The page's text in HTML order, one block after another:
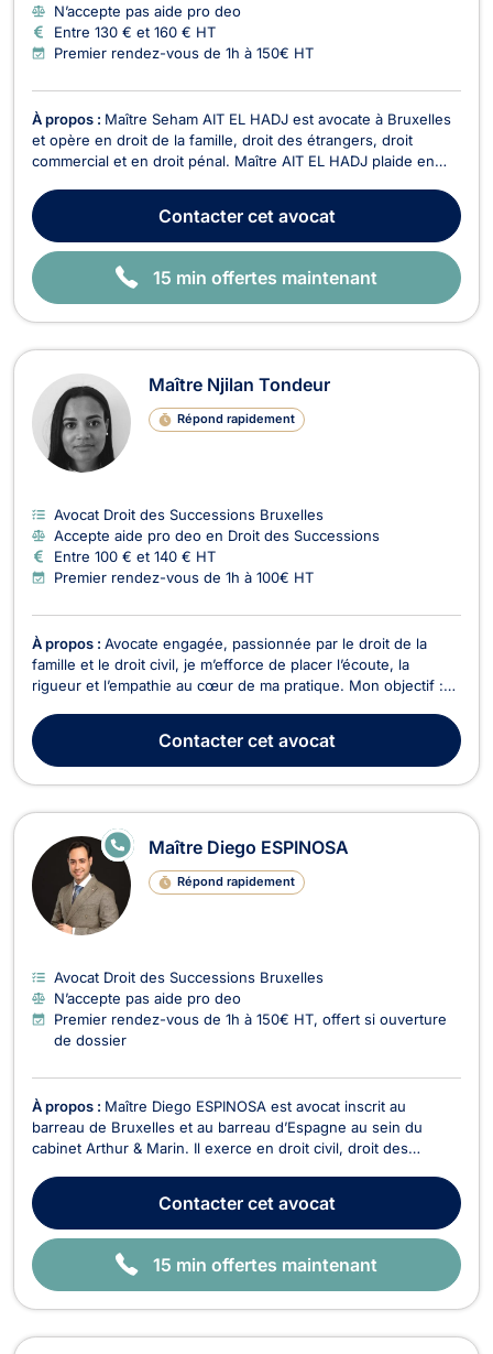
N’accepte pas aide pro deo
Entre 130 € et 160 € HT
Premier rendez-vous de 1h à 150€ HT
À propos : Maître Seham AIT EL HADJ est avocate à Bruxelles
et opère en droit de la famille, droit des étrangers, droit
commercial et en droit pénal. Maître AIT EL HADJ plaide en
divorce à l’amiable ou contentieux, aux partages de
succession entre ayants droit, à la co...
Contactercet avocat
15 min offertes maintenant
Maître Njilan Tondeur
Répond rapidement
Avocat Droit des Successions Bruxelles
Accepte aide pro deo en Droit des Successions
Entre 100 € et 140 € HT
Premier rendez-vous de 1h à 100€ HT
À propos : Avocate engagée, passionnée par le droit de la
famille et le droit civil, je m’efforce de placer l’écoute, la
rigueur et l’empathie au cœur de ma pratique. Mon objectif :
sensibles, tout en vous apportant des solutions juridiques
concrètes et personnalisées. Formée aux modes a...
Contactercet avocat
Maître Diego ESPINOSA
Répond rapidement
E
N
N
E
Avocat Droit des Successions Bruxelles
N’accepte pas aide pro deo
Premier rendez-vous de 1h à 150€ HT, offert si ouverture
de dossier
À propos : Maître Diego ESPINOSA est avocat inscrit au
barreau de Bruxelles et au barreau d’Espagne au sein du
cabinet Arthur & Marin. Il exerce en droit civil, droit des
numérique, ainsi qu'en droit douanier. Trilingue en espagnol,
français et anglais, Maître ESPINOSA acc...
Contactercet avocat
15 min offertes maintenant